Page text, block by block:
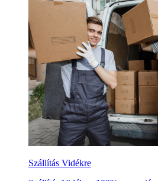
Szállítás Vidékre